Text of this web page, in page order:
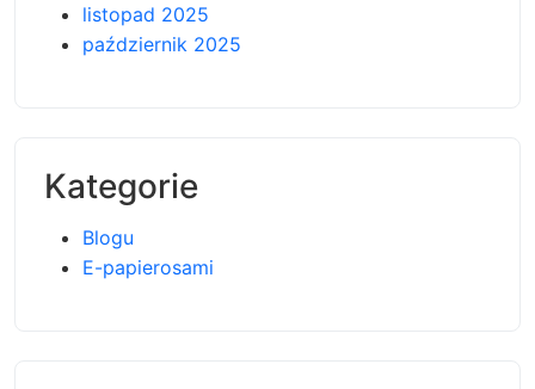
listopad 2025
październik 2025
Kategorie
Blogu
E-papierosami